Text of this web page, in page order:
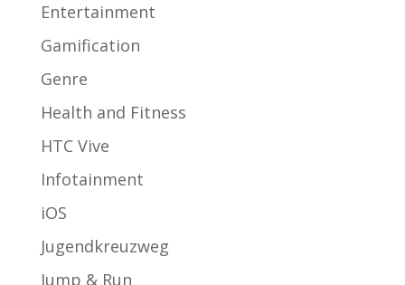
Entertainment
Gamification
Genre
Health and Fitness
HTC Vive
Infotainment
iOS
Jugendkreuzweg
Jump & Run